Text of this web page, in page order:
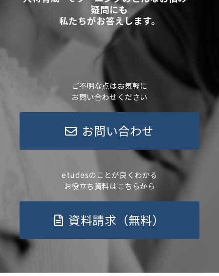
疑問にも
私たちがお答えします。
ご不明な点はお気軽に
お問い合わせください
お問い合わせ
etudesのことが良くわかる
お役立ち資料はこちらから
資料請求（無料）